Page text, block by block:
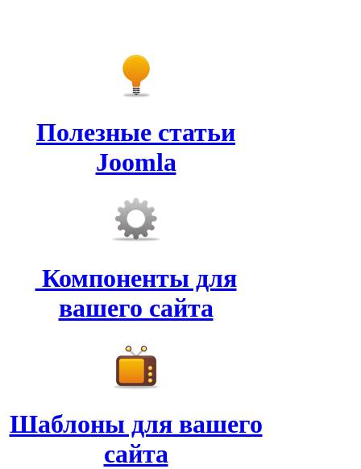
Полезные статьи
Joomla
Компоненты для
вашего сайта
Шаблоны для вашего
сайта